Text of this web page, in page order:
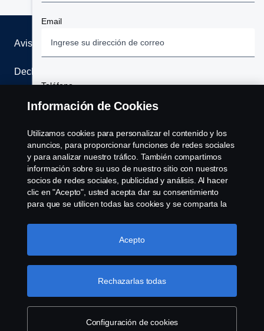
Email
Teléfono
Área
Camión
Camión
Buses
Repuestos
Su mensaje
Enviar
Aviso Legal
Declaración de Privacidad
Contáctenos
Sistema de denuncias
Política de Cookies
Cookie settings
© Copyright Scania 2026 All rights reserved. Scania
CV AB (publ), SE-151 87 Södertälje, Sweden, Tel:
+46-8-55 38 10 00, Fax: +46-8-55 38 10 37.
Información de Cookies
Utilizamos cookies para personalizar el contenido y los
anuncios, para proporcionar funciones de redes sociales
y para analizar nuestro tráfico. También compartimos
información sobre su uso de nuestro sitio con nuestros
socios de redes sociales, publicidad y análisis. Al hacer
clic en "Acepto", usted acepta dar su consentimiento
para que se utilicen todas las cookies y se comparta la
haciendo clic en "Configuración de cookies" y
seleccionando las categorías que desea aceptar. Para
Más información sobre su privacidad
Configuración de cookies
Rechazarlas todas
Acepto